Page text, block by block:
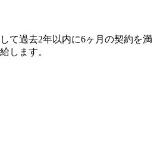
て過去2年以内に6ヶ月の契約を満
します。